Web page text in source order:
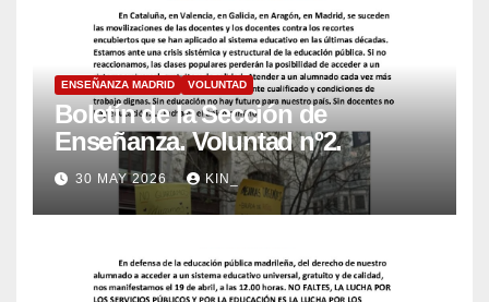
ENSEÑANZA MADRID VOLUNTAD
Boletín de la Sección de
Enseñanza. Voluntad nº2.
30 MAY 2026 KIN_